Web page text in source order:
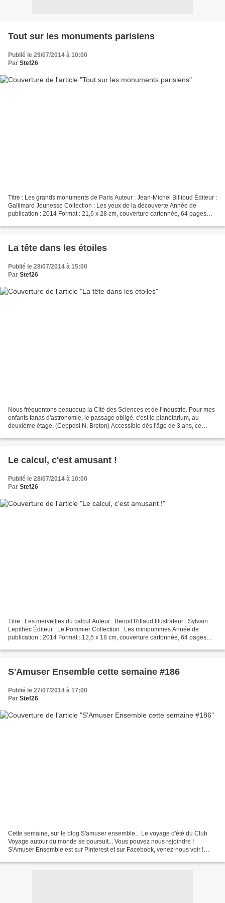
Tout sur les monuments parisiens
Publié le 29/07/2014 à 10:00
Par Stef26
Titre : Les grands monuments de Paris Auteur : Jean-Michel Billioud Éditeur :
Gallimard Jeunesse Collection : Les yeux de la découverte Année de
publication : 2014 Format : 21,6 x 28 cm, couverture cartonnée, 64 pages
La tête dans les étoiles
Publié le 28/07/2014 à 15:00
Par Stef26
Nous fréquentons beaucoup la Cité des Sciences et de l'Industrie. Pour mes
enfants fanas d'astronomie, le passage obligé, c'est le planétarium, au
deuxième étage. (Ceppdsi N. Breton) Accessible dès l'âge de 3 ans, ce
Le calcul, c'est amusant !
Publié le 28/07/2014 à 10:00
Par Stef26
Titre : Les merveilles du calcul Auteur : Benoït Rittaud Illustrateur : Sylvain
Lepithec Éditeur : Le Pommier Collection : Les minipommes Année de
publication : 2014 Format : 12,5 x 18 cm, couverture cartonnée, 64 pages
S'Amuser Ensemble cette semaine #186
Publié le 27/07/2014 à 17:00
Par Stef26
Cette semaine, sur le blog S'amuser ensemble... Le voyage d'été du Club
Voyage autour du monde se poursuit... Vous pouvez nous rejoindre !
S'Amuser Ensemble est sur Pinterest et sur Facebook, venez-nous voir !